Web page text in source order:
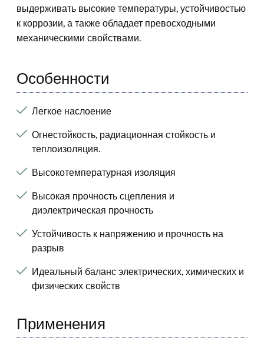
выдерживать высокие температуры, устойчивостью
к коррозии, а также обладает превосходными
механическими свойствами.
Особенности
Легкое наслоение
Огнестойкость, радиационная стойкость и
теплоизоляция.
Высокотемпературная изоляция
Высокая прочность сцепления и
диэлектрическая прочность
Устойчивость к напряжению и прочность на
разрыв
Идеальный баланс электрических, химических и
физических свойств
Применения